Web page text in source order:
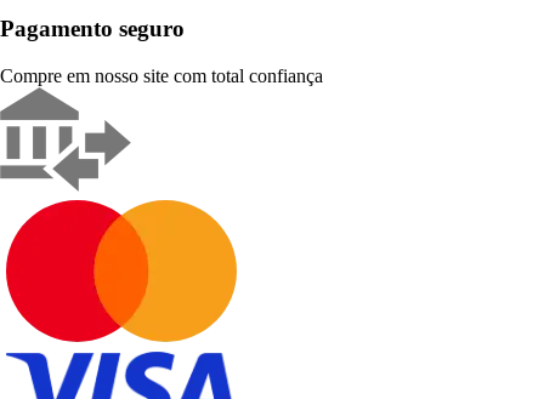
Pagamento seguro
Compre em nosso site com total confiança